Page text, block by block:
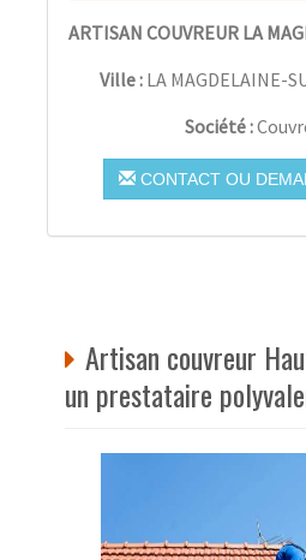
ARTISAN COUVREUR LA
Ville : LA MAGDELAINE-
Société :
CONTACT OU
Artisan couvreur
un prestataire